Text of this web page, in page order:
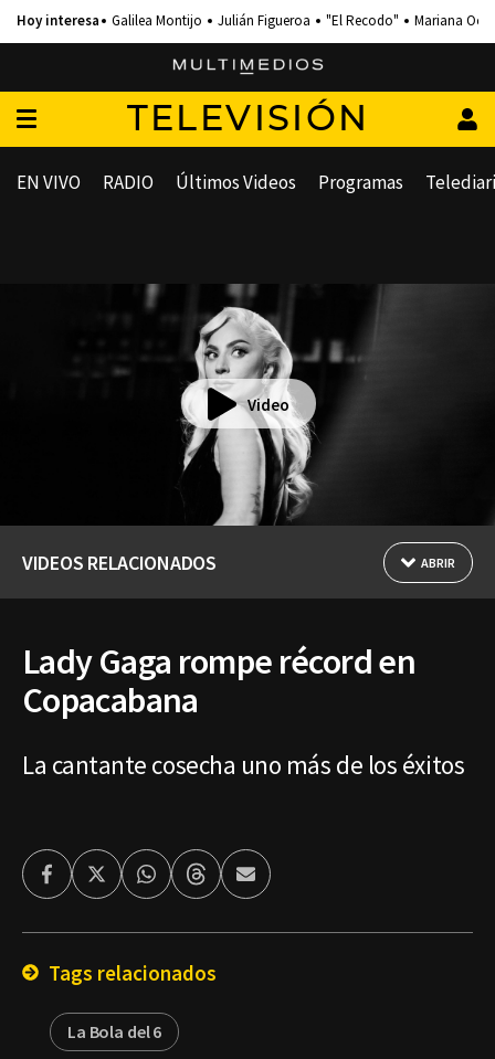
Galilea Montijo Julián Figueroa "El Recodo" Mariana
TELEVISIÓN
EN VIVO RADIO Últimos Videos Programas
Video
VIDEOS RELACIONADOS ABRIR
Lady Gaga rompe récord en
Copacabana
La cantante cosecha uno más de los éxitos
FacebookTwitterWhatsappThreadsEnviar
por
Tags relacionados
La Bola del 6